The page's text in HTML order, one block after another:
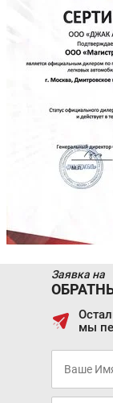
Заявка на
мы